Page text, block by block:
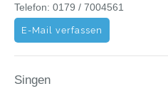
Telefon: 0179 / 7004561
E-Mail verfassen
Singen